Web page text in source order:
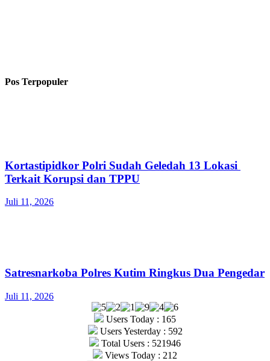
Pos Terpopuler
Kortastipidkor Polri Sudah Geledah 13 Lokasi
Terkait Korupsi dan TPPU
Juli 11, 2026
Satresnarkoba Polres Kutim Ringkus Dua Pengedar
Juli 11, 2026
Users Today : 165
Users Yesterday : 592
Total Users : 521946
Views Today : 212